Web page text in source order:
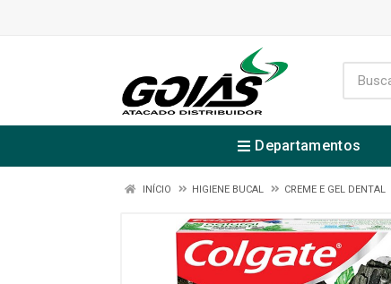
Departamentos
INÍCIO HIGIENE BUCAL CREME E GEL DENTAL